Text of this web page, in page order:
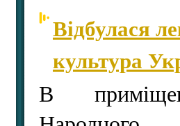
Відбулася
культура
В